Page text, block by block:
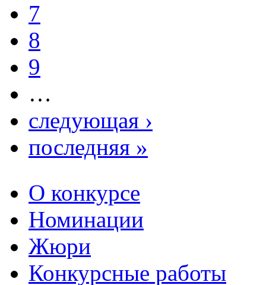
7
8
9
…
следующая ›
последняя »
О конкурсе
Номинации
Жюри
Конкурсные работы